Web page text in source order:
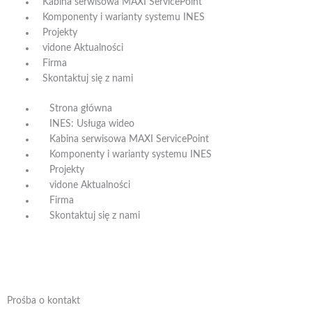
e
d
i
n
u
b
e
Kabina serwisowa MAXI ServicePoint
Komponenty i warianty systemu INES
Projekty
vidone Aktualności
Firma
Skontaktuj się z nami
Strona główna
INES: Usługa wideo
Kabina serwisowa MAXI ServicePoint
Komponenty i warianty systemu INES
Projekty
vidone Aktualności
Firma
Skontaktuj się z nami
Prośba o kontakt